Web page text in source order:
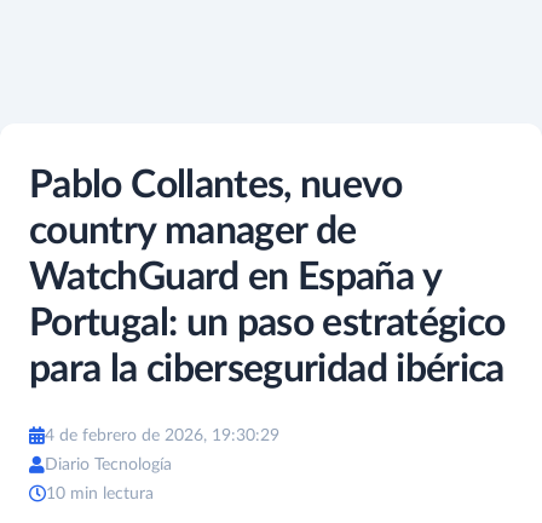
Pablo Collantes, nuevo
country manager de
WatchGuard en España y
Portugal: un paso estratégico
para la ciberseguridad ibérica
4 de febrero de 2026, 19:30:29
Diario Tecnología
10 min lectura